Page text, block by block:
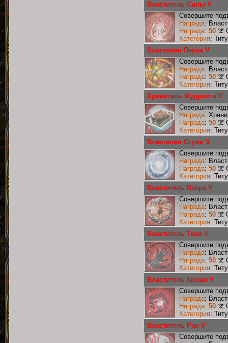
Властитель Силы V
Совершите
Награда:
Награда: 50
Категория:
Властелин Пекла V
Совершите
Награда:
Награда: 50
Категория:
Хранитель Мудрости V
Совершите
Награда:
Награда: 50
Категория:
Властелин Стужи V
Совершите
Награда:
Награда: 50
Категория:
Властитель Взора V
Совершите
Награда:
Награда: 50
Категория:
Властитель Тени V
Совершите
Награда:
Награда: 50
Категория:
Властитель Крови V
Совершите
Награда:
Награда: 50
Категория:
Властитель Ран V
Совершите